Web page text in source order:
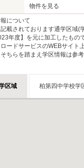
物件を見る
について
載されております通学区域
年度】を元に加工したもの
ードサービスのWEBサイ
ちらを踏まえ学区情報は参
区域 柏第四中学校学